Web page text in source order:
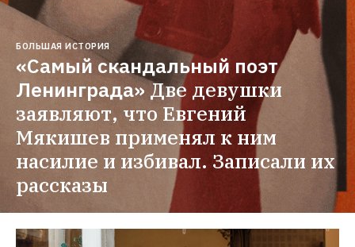
БОЛЬШАЯ ИСТОРИЯ
«Самый скандальный поэт
Ленинграда»Две девушки
заявляют, что Евгений
Мякишев применял к ним
насилие и избивал. Записали их
рассказы